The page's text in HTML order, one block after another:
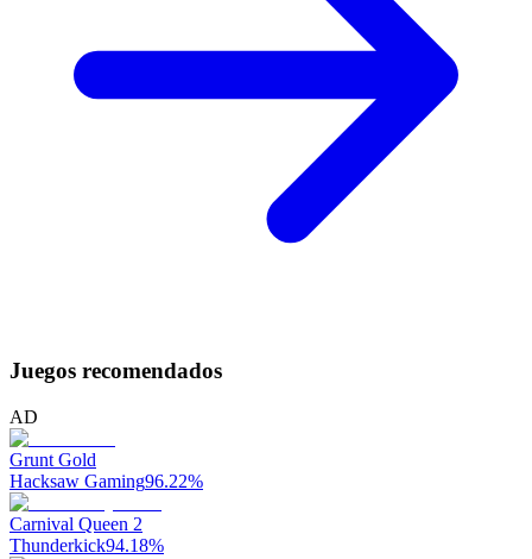
Juegos recomendados
AD
Grunt Gold
Hacksaw Gaming96.22%
Carnival Queen 2
Thunderkick94.18%